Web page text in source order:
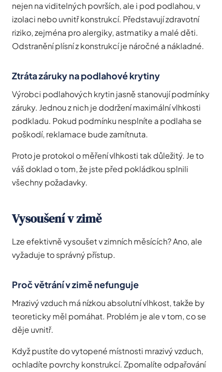
nejen na viditelných površích, ale i pod podlahou, v
izolaci nebo uvnitř konstrukcí. Představují zdravotní
riziko, zejména pro alergiky, astmatiky a malé děti.
Odstranění plísní z konstrukcí je náročné a nákladné.
Ztráta záruky na podlahové krytiny
Výrobci podlahových krytin jasně stanovují podmínky
záruky. Jednou z nich je dodržení maximální vlhkosti
podkladu. Pokud podmínku nesplníte a podlaha se
poškodí, reklamace bude zamítnuta.
Proto je protokol o měření vlhkosti tak důležitý. Je to
váš doklad o tom, že jste před pokládkou splnili
všechny požadavky.
Vysoušení v zimě
Lze efektivně vysoušet v zimních měsících? Ano, ale
vyžaduje to správný přístup.
Proč větrání v zimě nefunguje
Mrazivý vzduch má nízkou absolutní vlhkost, takže by
teoreticky měl pomáhat. Problém je ale v tom, co se
děje uvnitř.
Když pustíte do vytopené místnosti mrazivý vzduch,
ochladíte povrchy konstrukcí. Zpomalíte odpařování